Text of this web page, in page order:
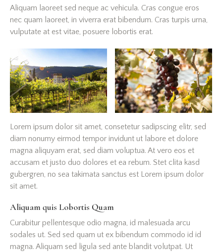
Aliquam laoreet sed neque ac vehicula. Cras congue eros
nec quam laoreet, in viverra erat bibendum. Cras turpis urna,
vulputate at est vitae, posuere lobortis erat.
Lorem ipsum dolor sit amet, consetetur sadipscing elitr, sed
diam nonumy eirmod tempor invidunt ut labore et dolore
magna aliquyam erat, sed diam voluptua. At vero eos et
accusam et justo duo dolores et ea rebum. Stet clita kasd
gubergren, no sea takimata sanctus est Lorem ipsum dolor
sit amet.
Aliquam quis Lobortis Quam
Curabitur pellentesque odio magna, id malesuada arcu
sodales ut. Sed sed quam ut ex bibendum commodo id id
magna. Aliquam sed ligula sed ante blandit volutpat. Ut